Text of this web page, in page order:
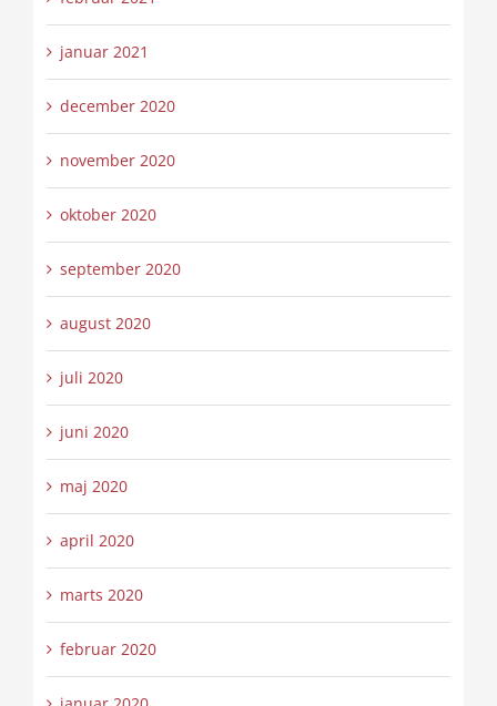
januar 2021
december 2020
november 2020
oktober 2020
september 2020
august 2020
juli 2020
juni 2020
maj 2020
april 2020
marts 2020
februar 2020